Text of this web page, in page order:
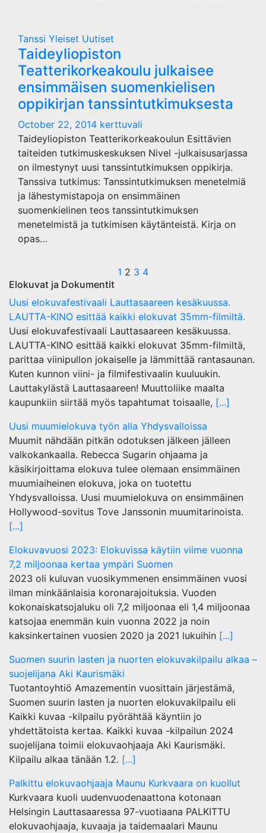
Tanssi Yleiset Uutiset
Taideyliopiston
Teatterikorkeakoulu julkaisee
ensimmäisen suomenkielisen
oppikirjan tanssintutkimuksesta
October 22, 2014 kerttuvali
Taideyliopiston Teatterikorkeakoulun Esittävien
taiteiden tutkimuskeskuksen Nivel -julkaisusarjassa
on ilmestynyt uusi tanssintutkimuksen oppikirja.
Tanssiva tutkimus: Tanssintutkimuksen menetelmiä
ja lähestymistapoja on ensimmäinen
suomenkielinen teos tanssintutkimuksen
menetelmistä ja tutkimisen käytänteistä. Kirja on
opas…
Posts
pagination
1 2 3 4
Elokuvat ja Dokumentit
Uusi elokuvafestivaali Lauttasaareen kesäkuussa.
LAUTTA-KINO esittää kaikki elokuvat 35mm-filmiltä.
Uusi elokuvafestivaali Lauttasaareen kesäkuussa.
LAUTTA-KINO esittää kaikki elokuvat 35mm-filmiltä,
parittaa viinipullon jokaiselle ja lämmittää rantasaunan.
Kuten kunnon viini- ja filmifestivaalin kuuluukin.
Lauttakylästä Lauttasaareen! Muuttoliike maalta
kaupunkiin siirtää myös tapahtumat toisaalle, [...]
Uusi muumielokuva työn alla Yhdysvalloissa
Muumit nähdään pitkän odotuksen jälkeen jälleen
valkokankaalla. Rebecca Sugarin ohjaama ja
käsikirjoittama elokuva tulee olemaan ensimmäinen
muumiaiheinen elokuva, joka on tuotettu
Yhdysvalloissa. Uusi muumielokuva on ensimmäinen
Hollywood-sovitus Tove Janssonin muumitarinoista.
[...]
Elokuvavuosi 2023: Elokuvissa käytiin viime vuonna
7,2 miljoonaa kertaa ympäri Suomen
2023 oli kuluvan vuosikymmenen ensimmäinen vuosi
ilman minkäänlaisia koronarajoituksia. Vuoden
kokonaiskatsojaluku oli 7,2 miljoonaa eli 1,4 miljoonaa
katsojaa enemmän kuin vuonna 2022 ja noin
kaksinkertainen vuosien 2020 ja 2021 lukuihin [...]
Suomen suurin lasten ja nuorten elokuvakilpailu alkaa –
suojelijana Aki Kaurismäki
Tuotantoyhtiö Amazementin vuosittain järjestämä,
Suomen suurin lasten ja nuorten elokuvakilpailu eli
Kaikki kuvaa -kilpailu pyörähtää käyntiin jo
yhdettätoista kertaa. Kaikki kuvaa -kilpailun 2024
suojelijana toimii elokuvaohjaaja Aki Kaurismäki.
Kilpailu alkaa tänään 1.2. [...]
Palkittu elokuvaohjaaja Maunu Kurkvaara on kuollut
Kurkvaara kuoli uudenvuodenaattona kotonaan
Helsingin Lauttasaaressa 97-vuotiaana PALKITTU
elokuvaohjaaja, kuvaaja ja taidemaalari Maunu